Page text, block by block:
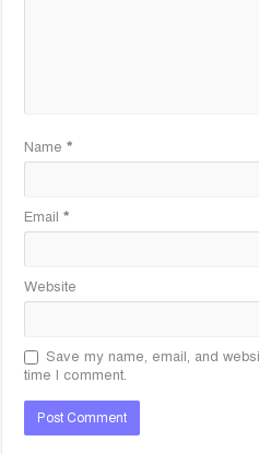
Name*
Email*
Website
Save my name, email, and
time I comment.